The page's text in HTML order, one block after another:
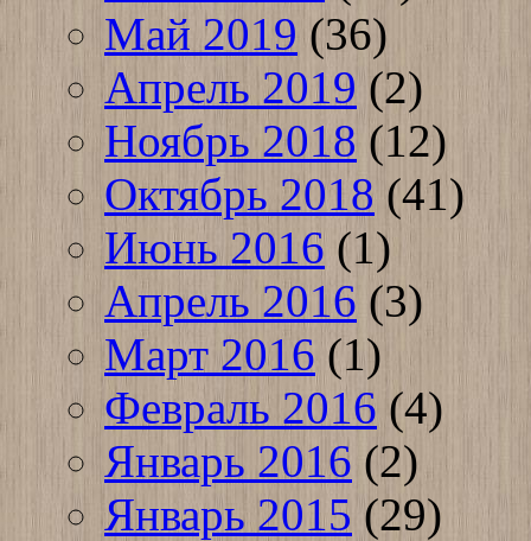
Май 2019(36)
Апрель 2019(2)
Ноябрь 2018 (12)
Октябрь 2018 (41)
Июнь 2016 (1)
Апрель 2016 (3)
Март 2016 (1)
Февраль 2016 (4)
Январь 2016 (2)
Январь 2015 (29)